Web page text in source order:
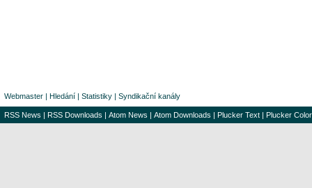
Webmaster | Hledání | Statistiky | Syndikační kanály
RSS News | RSS Downloads | Atom News | Atom Downloads | Plucker Text | Plucker Color